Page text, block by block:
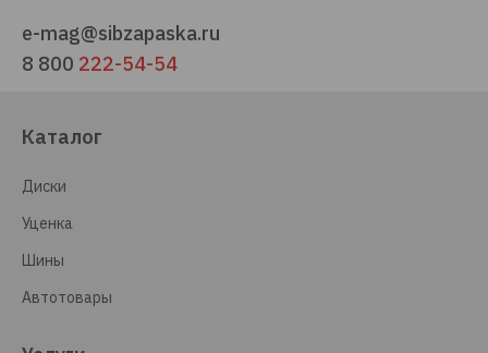
e-mag@sibzapaska.ru
8 800 222-54-54
Каталог
Диски
Уценка
Шины
Автотовары